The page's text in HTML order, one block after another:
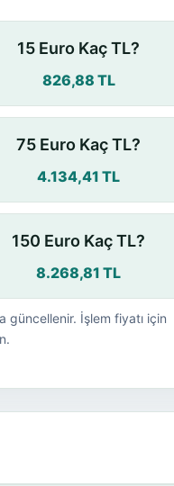
15 Euro Kaç TL?
826,88 TL
75 Euro Kaç TL?
4.134,41 TL
150 Euro Kaç TL?
8.268,81 TL
güncellenir. İşlem fiyatı için